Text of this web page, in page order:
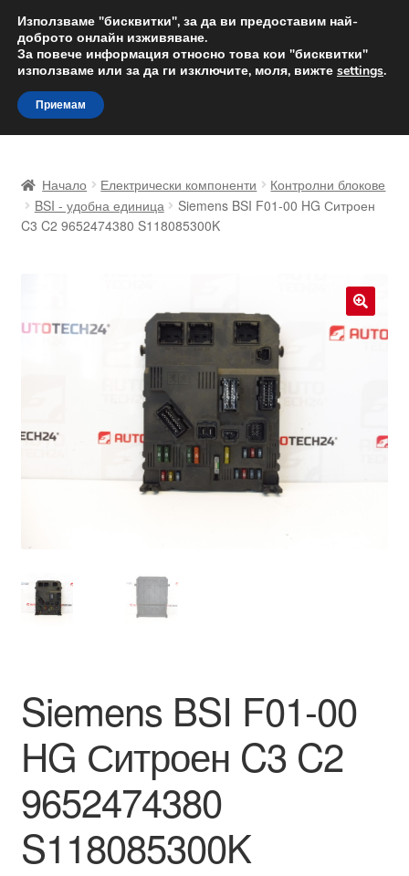
ДОСТАВКА от 12 лв.
Доставка по целия свят
Skip
to
navigation
Skip
to
content
Доставка по целия свят
Моята сметка
Правила и условия
Транспорт
Начало Електрически компоненти
Контролни блокове
BSI - удобна единица
Siemens BSI F01-00 HG Ситроен
C3 C2 9652474380 S118085300K
🔍
Siemens BSI F01-00
HG Ситроен C3 C2
9652474380
S118085300K
Използваме "бисквитки", за да ви предоставим най-
доброто онлайн изживяване.
За повече информация относно това кои "бисквитки"
използваме или за да ги изключите, моля, вижте settings.
Приемам